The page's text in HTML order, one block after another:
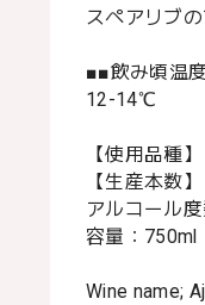
スペアリブ
■■飲み頃温
12-14℃
【使用品種
【生産本数
アルコール
容量：750ml
Wine name;